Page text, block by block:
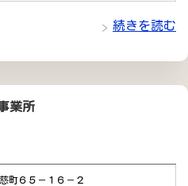
続きを読む
業所
町６５－１６－２